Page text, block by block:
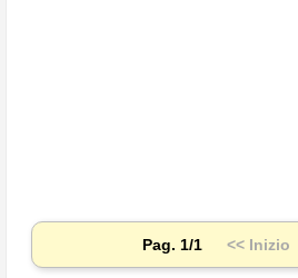
Pag. 1/1 << Inizio